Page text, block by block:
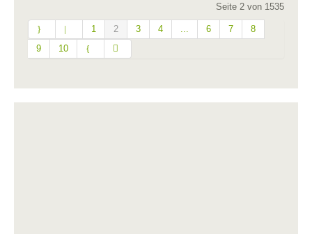
Seite 2 von 1535
1 2 3 4 6 7
8
9
10